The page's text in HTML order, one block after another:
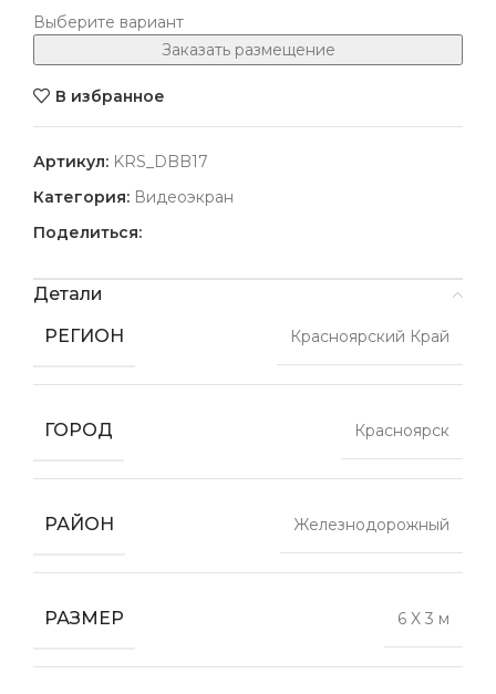
Выберите вариант
Заказать размещение
В избранное
Артикул: KRS_DBB17
Категория: Видеоэкран
Поделиться:
Детали
РЕГИОН
Красноярский Край
ГОРОД Красноярск
РАЙОН Железнодорожный
РАЗМЕР 6 X 3 м